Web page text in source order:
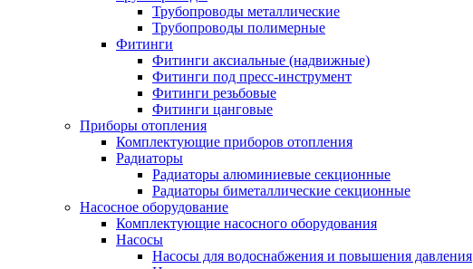
Трубопроводы металлические
Трубопроводы полимерные
Фитинги
Фитинги аксиальные (надвижные)
Фитинги под пресс-инструмент
Фитинги резьбовые
Фитинги цанговые
Приборы отопления
Комплектующие приборов отопления
Радиаторы
Радиаторы алюминиевые секционные
Радиаторы биметаллические секционные
Насосное оборудование
Комплектующие насосного оборудования
Насосы
Насосы для водоснабжения и повышения давления